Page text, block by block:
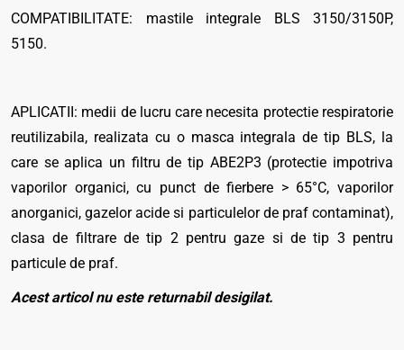
COMPATIBILITATE: mastile integrale BLS 3150/3150P,
5150.
APLICATII: medii de lucru care necesita protectie respiratorie
reutilizabila, realizata cu o masca integrala de tip BLS, la
care se aplica un filtru de tip ABE2P3 (protectie impotriva
vaporilor organici, cu punct de fierbere > 65°C, vaporilor
anorganici, gazelor acide si particulelor de praf contaminat),
clasa de filtrare de tip 2 pentru gaze si de tip 3 pentru
particule de praf.
Acest articol nu este returnabil desigilat.